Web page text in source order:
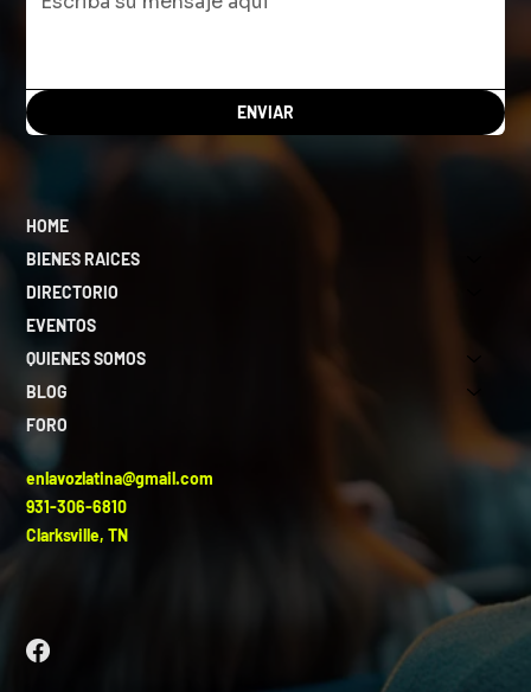
ENVIAR
HOME
BIENES RAICES
DIRECTORIO
EVENTOS
QUIENES SOMOS
BLOG
FORO
enlavozlatina@gmail.com
931-306-6810
Clarksville, TN